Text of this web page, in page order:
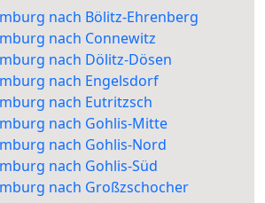
nach Bölitz-Ehrenberg
nach Connewitz
nach Dölitz-Dösen
nach Engelsdorf
nach Eutritzsch
nach Gohlis-Mitte
nach Gohlis-Nord
nach Gohlis-Süd
nach Großzschocher